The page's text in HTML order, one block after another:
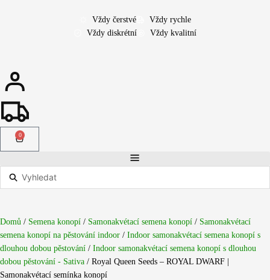
Vždy čerstvé
Vždy rychle
Vždy diskrétní
Vždy kvalitní
0
Cart
Search
Domů / Semena konopí / Samonakvétací semena konopí / Samonakvétací
semena konopí na pěstování indoor / Indoor samonakvétací semena konopí s
dlouhou dobou pěstování / Indoor samonakvétací semena konopí s dlouhou
dobou pěstování - Sativa / Royal Queen Seeds – ROYAL DWARF |
Samonakvétací semínka konopí